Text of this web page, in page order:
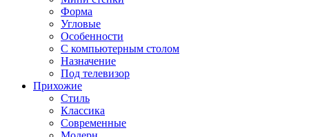
Форма
Угловые
Особенности
С компьютерным столом
Назначение
Под телевизор
Прихожие
Стиль
Классика
Современные